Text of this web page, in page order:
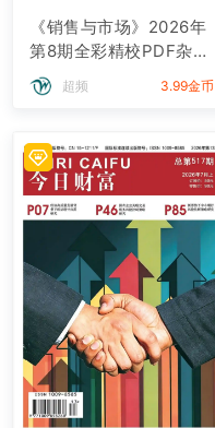
《销售与市场》2026年
第8期全彩精校PDF杂志
下载
超频 3.99金币